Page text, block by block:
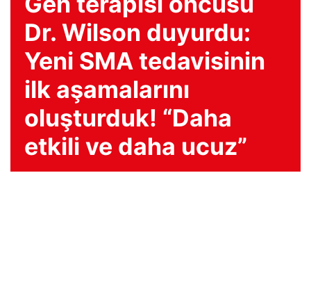
Dr. Wilson duyurdu:
Yeni SMA tedavisinin
ilk aşamalarını
oluşturduk! “Daha
etkili ve daha ucuz”